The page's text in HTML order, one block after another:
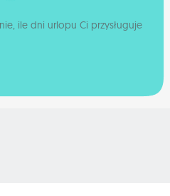
ile dni urlopu Ci przysługuje